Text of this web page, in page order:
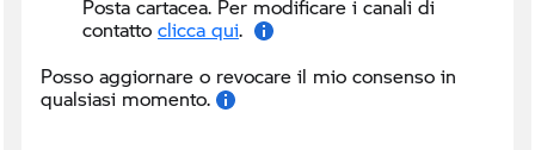
Posta cartacea. Per modificare i canali di
contatto clicca qui.
Posso aggiornare o revocare il mio consenso in
qualsiasi momento.